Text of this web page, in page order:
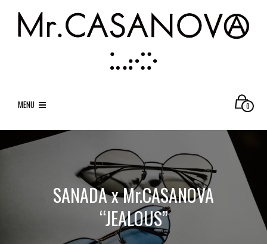
MENU 0
SANADA x Mr.CASANOVA
“JEALOUS”